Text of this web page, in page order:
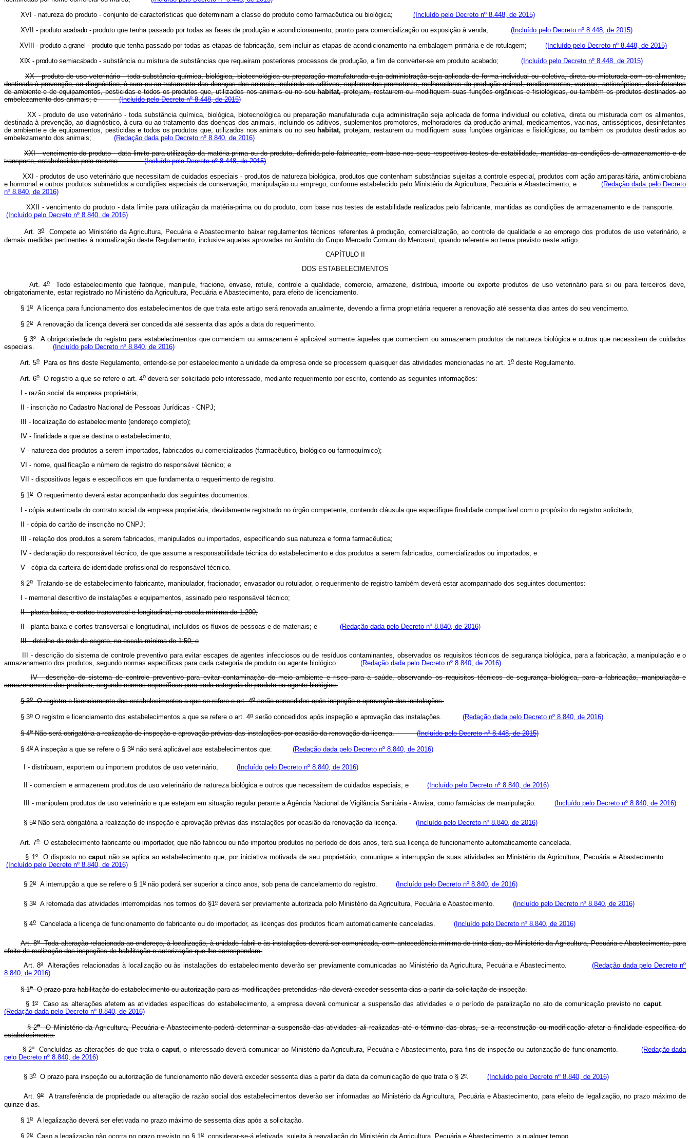
XVI - natureza do produto - conjunto de características que determinam a classe do produto como farmacêutica ou biológica;
(Incluído pelo Decreto nº 8.448, de 2015)
XVII - produto acabado -produto que tenha passado por todas as fases de produção e acondicionamento, pronto para comercialização ou exposição à venda;
(Incluído pelo Decreto nº 8.448, de 2015)
XVIII - produto a granel - produto que tenha passado por todas as etapas de fabricação, sem incluir as etapas de acondicionamento na embalagem primária e de rotulagem;
(Incluído pelo Decreto nº 8.448, de 2015)
XIX - produto semiacabado -substância ou mistura de substâncias que requeiram posteriores processos de produção, a fim de converter-se em produto acabado;
(Incluído pelo Decreto nº 8.448, de 2015)
XX - produto de uso veterinário - toda substância química, biológica, biotecnológica ou preparação manufaturada cuja administração seja aplicada de forma individual ou coletiva, direta ou misturada com os alimentos,
destinada à prevenção, ao diagnóstico, à cura ou ao tratamento das doenças dos animais, incluindo os aditivos, suplementos promotores, melhoradores da produção animal, medicamentos, vacinas, antissépticos, desinfetantes
de ambiente e de equipamentos, pesticidas e todos os produtos que, utilizados nos animais ou no seuhabitat,protejam, restaurem ou modifiquem suas funções orgânicas e fisiológicas, ou também os produtos destinados ao
embelezamento dos animais;e
(Incluído pelo Decreto nº 8.448, de 2015)
XX - produto de uso veterinário - toda substância química, biológica, biotecnológica ou preparação manufaturada cuja administração seja aplicada de forma individual ou coletiva, direta ou misturada com os alimentos,
destinada à prevenção, ao diagnóstico, à cura ou ao tratamento das doenças dos animais, incluindo os aditivos, suplementos promotores, melhoradores da produção animal, medicamentos, vacinas, antissépticos, desinfetantes
de ambiente e de equipamentos, pesticidas e todos os produtos que, utilizados nos animais ou no seu habitat, protejam, restaurem ou modifiquem suas funções orgânicas e fisiológicas, ou também os produtos destinados ao
embelezamento dos animais;
(Redação dada pelo Decreto nº 8.840, de 2016)
XXI - vencimento do produto - data limite para utilização da matéria-prima ou do produto, definida pelo fabricante, com base nos seus respectivos testes de estabilidade, mantidas as condições de armazenamento e de
transporte, estabelecidas pelo mesmo.
(Incluído pelo Decreto nº 8.448, de 2015)
XXI - produtos de uso veterinário que necessitam de cuidados especiais - produtos de natureza biológica, produtos que contenham substâncias sujeitas a controle especial, produtos com ação antiparasitária, antimicrobiana
e hormonal e outros produtos submetidos a condições especiais de conservação, manipulação ou emprego, conforme estabelecido pelo Ministério da Agricultura, Pecuária e Abastecimento; e
(Redação dada pelo Decreto
nº 8.840, de 2016)
XXII - vencimento do produto - data limite para utilização da matéria-prima ou do produto, com base nos testes de estabilidade realizados pelo fabricante, mantidas as condições de armazenamento e de transporte.
(Incluído pelo Decreto nº 8.840, de 2016)
Art. 3oCompete ao Ministério da Agricultura, Pecuária e Abastecimento baixar regulamentos técnicos referentes à produção, comercialização, ao controle de qualidade e ao emprego dos produtos de uso veterinário, e
demais medidas pertinentes à normalização deste Regulamento, inclusive aquelas aprovadas no âmbito do Grupo Mercado Comum do Mercosul, quando referente ao tema previsto neste artigo.
CAPÍTULO II
DOS ESTABELECIMENTOS
Art. 4oTodo estabelecimento que fabrique, manipule, fracione, envase, rotule, controle a qualidade, comercie, armazene, distribua, importe ou exporte produtos de uso veterinário para si ou para terceiros deve,
obrigatoriamente, estar registrado no Ministério da Agricultura, Pecuária e Abastecimento, para efeito de licenciamento.
§ 1o A licença para funcionamento dos estabelecimentos de que trata este artigo será renovada anualmente, devendo a firma proprietária requerer a renovação até sessenta dias antes do seu vencimento.
§ 2o
A renovação da licença deverá ser concedida até sessenta dias após a data do requerimento.
§ 3º A obrigatoriedade do registro para estabelecimentos que comerciem ou armazenem é aplicável somente àqueles que comerciem ou armazenem produtos de natureza biológica e outros que necessitem de cuidados
especiais.
(Incluído pelo Decreto nº 8.840, de 2016)
Art. 5o Para os fins deste Regulamento, entende-se por estabelecimento a unidade da empresa onde se processem quaisquer das atividades mencionadas no art. 1 o deste Regulamento.
Art. 6o O registro a que se refere o art. 4o deverá ser solicitado pelo interessado, mediante requerimento por escrito, contendo as seguintes informações:
I - razão social da empresa proprietária;
II - inscrição no Cadastro Nacional de Pessoas Jurídicas - CNPJ;
III - localização do estabelecimento (endereço completo);
IV - finalidade a que se destina o estabelecimento;
V - natureza dos produtos a serem importados, fabricados ou comercializados (farmacêutico, biológico ou farmoquímico);
VI - nome, qualificação e número de registro do responsável técnico; e
VII - dispositivos legais e específicos em que fundamenta o requerimento de registro.
§ 1o
O requerimento deverá estar acompanhado dos seguintes documentos:
I - cópia autenticada do contrato social da empresa proprietária, devidamente registrado no órgão competente, contendo cláusula que especifique finalidade compatível com o propósito do registro solicitado;
II - cópia do cartão de inscrição no CNPJ;
III - relação dos produtos a serem fabricados, manipulados ou importados, especificando sua natureza e forma farmacêutica;
IV - declaração do responsável técnico, de que assume a responsabilidade técnica do estabelecimento e dos produtos a serem fabricados, comercializados ou importados; e
V - cópia da carteira de identidade profissional do responsável técnico.
§ 2o
Tratando-se de estabelecimento fabricante, manipulador, fracionador, envasador ou rotulador, o requerimento de registro também deverá estar acompanhado dos seguintes documentos:
I - memorial descritivo de instalações e equipamentos, assinado pelo responsável técnico;
II - planta baixa, e cortes transversal e longitudinal, na escala mínima de 1:200;
II - planta baixa e cortes transversal e longitudinal, incluídos os fluxos de pessoas e de materiais; e
(Redação dada pelo Decreto nº 8.840, de 2016)
III - detalhe da rede de esgoto, na escala mínima de 1:50; e
III - descrição do sistema de controle preventivo para evitar escapes de agentes infecciosos ou de resíduos contaminantes, observados os requisitos técnicos de segurança biológica, para a fabricação, a manipulação e o
armazenamento dos produtos, segundo normas específicas para cada categoria de produto ou agente biológico.
(Redação dada pelo Decreto nº 8.840, de 2016)
IV - descrição do sistema de controle preventivo para evitar contaminação do meio ambiente e risco para a saúde, observando os requisitos técnicos de segurança biológica, para a fabricação, manipulação e
armazenamento dos produtos, segundo normas específicas para cada categoria de produto ou agente biológico.
§ 3oO registro e licenciamento dos estabelecimentos a que se refere o art. 4oserão concedidos após inspeção e aprovação das instalações.
§ 3o O registro e licenciamento dos estabelecimentos a que se refere o art. 4o serão concedidos após inspeção e aprovação das instalações. (Redação dada pelo Decreto nº 8.840, de 2016)
§ 4oNão será obrigatória a realização de inspeção e aprovação prévias das instalações por ocasião da renovação da licença.(Incluído pelo Decreto nº 8.448, de 2015)
§ 4o A inspeção a que se refere o § 3o não será aplicável aos estabelecimentos que: (Redação dada pelo Decreto nº 8.840, de 2016)
I - distribuam, exportem ou importem produtos de uso veterinário; (Incluído pelo Decreto nº 8.840, de 2016)
II - comerciem e armazenem produtos de uso veterinário de natureza biológica e outros que necessitem de cuidados especiais; e (Incluído pelo Decreto nº 8.840, de 2016)
III - manipulem produtos de uso veterinário e que estejam em situação regular perante a Agência Nacional de Vigilância Sanitária - Anvisa, como farmácias de manipulação. (Incluído pelo Decreto nº 8.840, de 2016)
§ 5o Não será obrigatória a realização de inspeção e aprovação prévias das instalações por ocasião da renovação da licença. (Incluído pelo Decreto nº 8.840, de 2016)
Art. 7o
O estabelecimento fabricante ou importador, que não fabricou ou não importou produtos no período de dois anos, terá sua licença de funcionamento automaticamente cancelada.
§ 1º O disposto nocaput não se aplica ao estabelecimento que, por iniciativa motivada de seu proprietário, comunique a interrupção de suas atividades ao Ministério da Agricultura, Pecuária e Abastecimento.
(Incluído pelo Decreto nº 8.840, de 2016)
§ 2o A interrupção a que se refere o § 1o não poderá ser superior a cinco anos, sob pena de cancelamento do registro. (Incluído pelo Decreto nº 8.840, de 2016)
§ 3o A retomada das atividades interrompidas nos termos do §1º deverá ser previamente autorizada pelo Ministério da Agricultura, Pecuária e Abastecimento. (Incluído pelo Decreto nº 8.840, de 2016)
§ 4o Cancelada a licença de funcionamento do fabricante ou do importador, as licenças dos produtos ficam automaticamente canceladas. (Incluído pelo Decreto nº 8.840, de 2016)
Art. 8oToda alteração relacionada ao endereço, à localização, à unidade fabril e às instalações deverá ser comunicada, com antecedência mínima de trinta dias, ao Ministério da Agricultura, Pecuária e Abastecimento, para
efeito de realização das inspeções de habilitação e autorização que lhe correspondam.
Art. 8ºAlterações relacionadas à localização ou às instalações do estabelecimento deverão ser previamente comunicadas ao Ministério da Agricultura, Pecuária e Abastecimento.
(Redação dada pelo Decreto nº
8.840, de 2016)
§ 1oO prazo para habilitação do estabelecimento ou autorização para as modificações pretendidas não deverá exceder sessenta dias a partir da solicitação de inspeção.
§ 1ºCaso as alterações afetem as atividades específicas do estabelecimento, a empresa deverá comunicar a suspensão das atividades e o período de paralização no ato de comunicação previsto no caput.
(Redação dada pelo Decreto nº 8.840, de 2016)
§ 2oO Ministério da Agricultura, Pecuária e Abastecimento poderá determinar a suspensão das atividades ali realizadas até o término das obras, se a reconstrução ou modificação afetar a finalidade específica do
estabelecimento.
§ 2ºConcluídas as alterações de que trata o caput, o interessado deverá comunicar ao Ministério da Agricultura, Pecuária e Abastecimento, para fins de inspeção ou autorização de funcionamento.
(Redação dada
pelo Decreto nº 8.840, de 2016)
§ 3o O prazo para inspeção ou autorização de funcionamento não deverá exceder sessenta dias a partir da data da comunicação de que trata o § 2º. (Incluído pelo Decreto nº 8.840, de 2016)
Art. 9oA transferência de propriedade ou alteração de razão social dos estabelecimentos deverão ser informadas ao Ministério da Agricultura, Pecuária e Abastecimento, para efeito de legalização, no prazo máximo de
quinze dias.
§ 1 o A legalização deverá ser efetivada no prazo máximo de sessenta dias após a solicitação.
§ 2o Caso a legalização não ocorra no prazo previsto no § 1 o , considerar-se-á efetivada, sujeita à reavaliação do Ministério da Agricultura, Pecuária e Abastecimento, a qualquer tempo.